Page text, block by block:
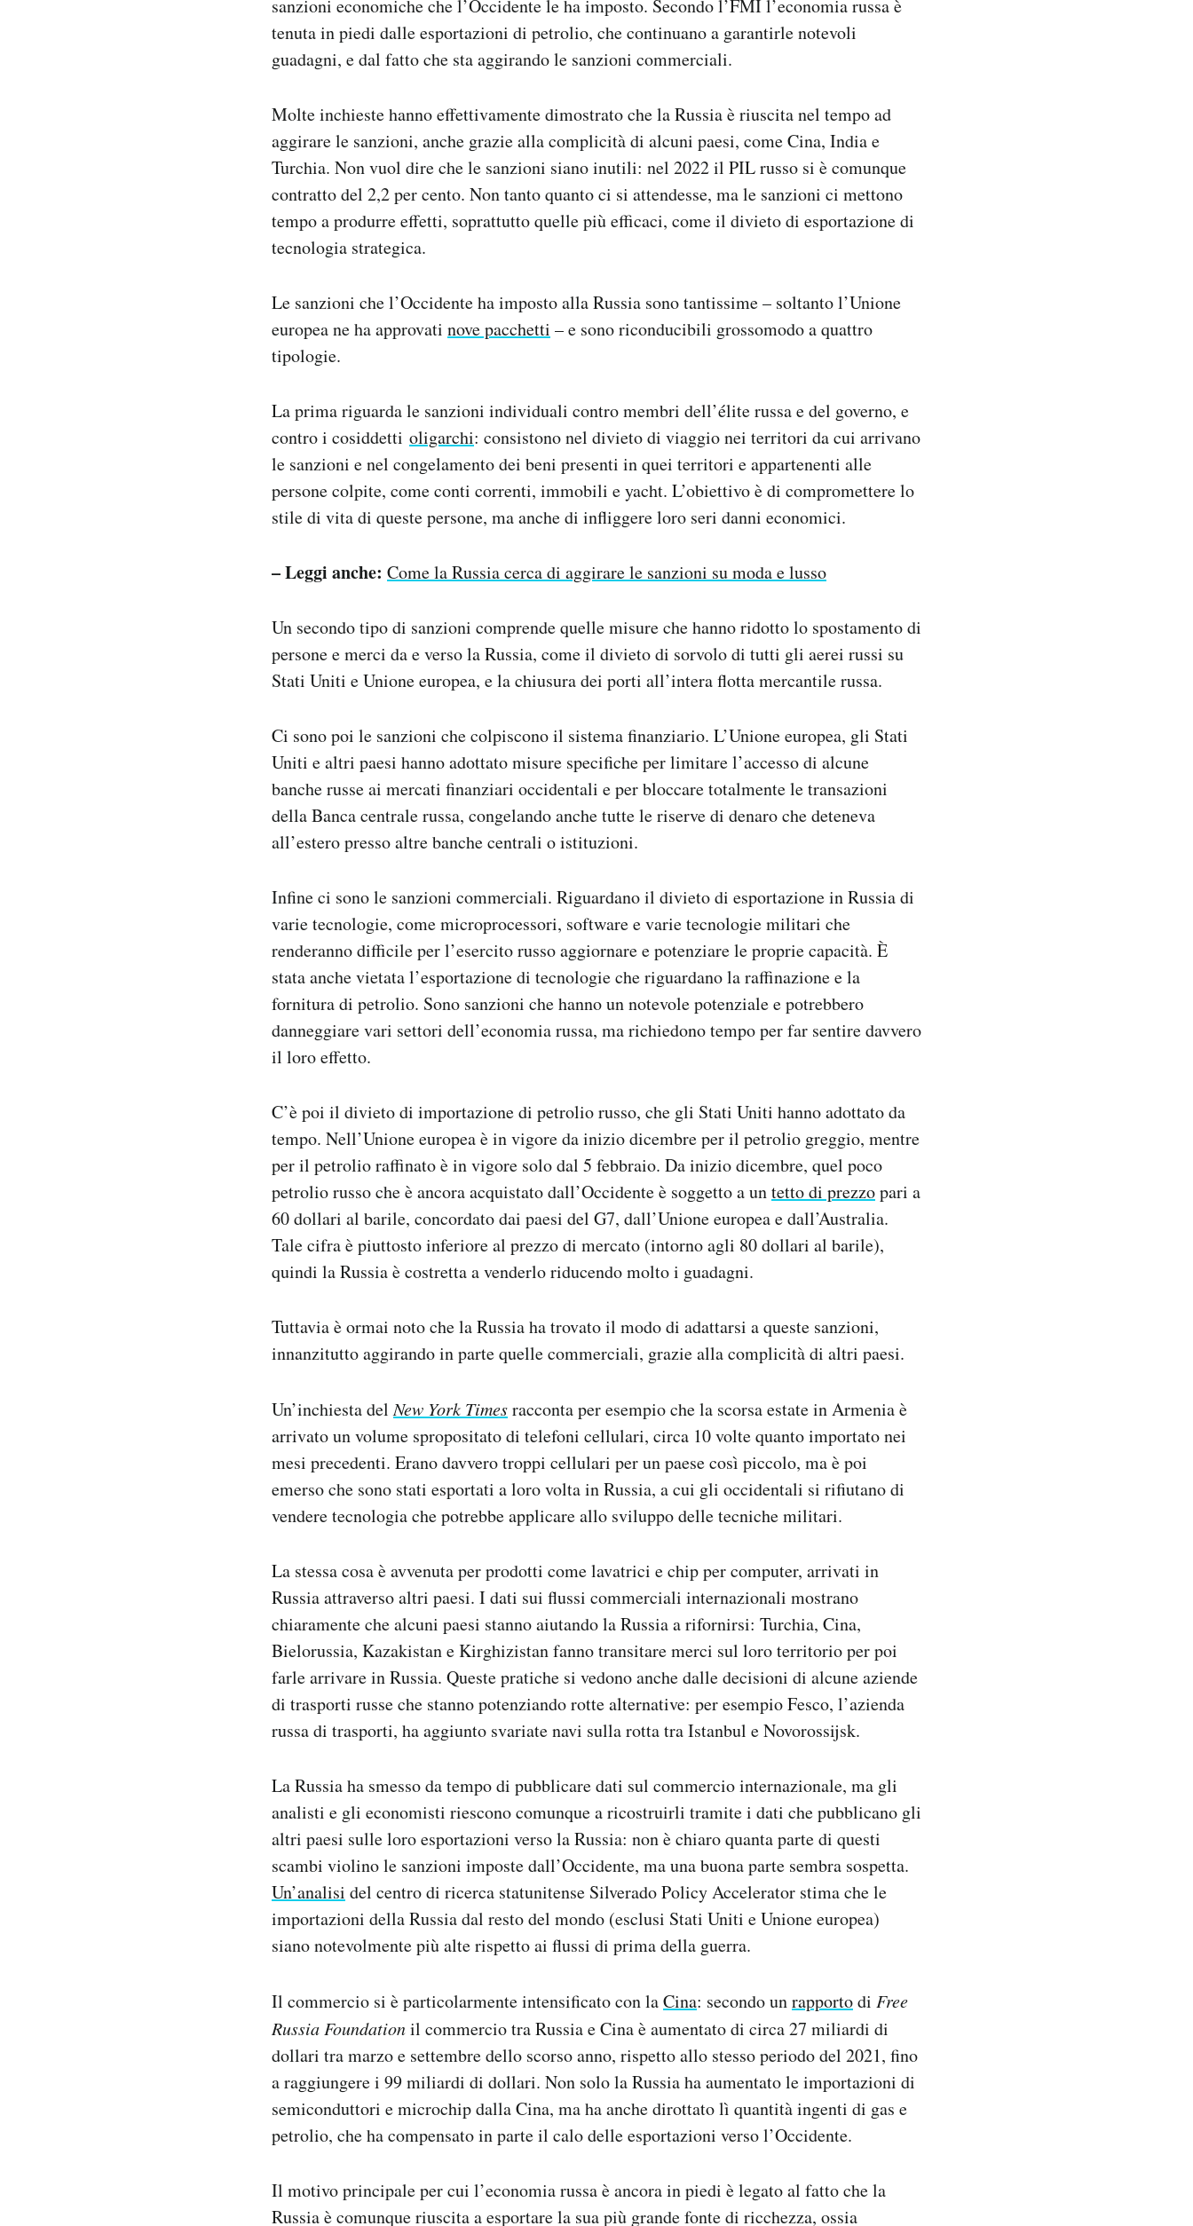
sanzioni economiche che l’Occidente le ha imposto. Secondo l’FMI l’economia russa è
tenuta in piedi dalle esportazioni di petrolio, che continuano a garantirle notevoli
guadagni, e dal fatto che sta aggirando le sanzioni commerciali.
Molte inchieste hanno effettivamente dimostrato che la Russia è riuscita nel tempo ad
aggirare le sanzioni, anche grazie alla complicità di alcuni paesi, come Cina, India e
Turchia. Non vuol dire che le sanzioni siano inutili: nel 2022 il PIL russo si è comunque
contratto del 2,2 per cento. Non tanto quanto ci si attendesse, ma le sanzioni ci mettono
tempo a produrre effetti, soprattutto quelle più efficaci, come il divieto di esportazione di
tecnologia strategica.
Le sanzioni che l’Occidente ha imposto alla Russia sono tantissime – soltanto l’Unione
europea ne ha approvati nove pacchetti – e sono riconducibili grossomodo a quattro
tipologie.
La prima riguarda le sanzioni individuali contro membri dell’élite russa e del governo, e
contro i cosiddetti oligarchi: consistono nel divieto di viaggio nei territori da cui arrivano
le sanzioni e nel congelamento dei beni presenti in quei territori e appartenenti alle
persone colpite, come conti correnti, immobili e yacht. L’obiettivo è di compromettere lo
stile di vita di queste persone, ma anche di infliggere loro seri danni economici.
– Leggi anche: Come la Russia cerca di aggirare le sanzioni su moda e lusso
Un secondo tipo di sanzioni comprende quelle misure che hanno ridotto lo spostamento di
persone e merci da e verso la Russia, come il divieto di sorvolo di tutti gli aerei russi su
Stati Uniti e Unione europea, e la chiusura dei porti all’intera flotta mercantile russa.
Ci sono poi le sanzioni che colpiscono il sistema finanziario. L’Unione europea, gli Stati
Uniti e altri paesi hanno adottato misure specifiche per limitare l’accesso di alcune
banche russe ai mercati finanziari occidentali e per bloccare totalmente le transazioni
della Banca centrale russa, congelando anche tutte le riserve di denaro che deteneva
all’estero presso altre banche centrali o istituzioni.
Infine ci sono le sanzioni commerciali. Riguardano il divieto di esportazione in Russia di
varie tecnologie, come microprocessori, software e varie tecnologie militari che
renderanno difficile per l’esercito russo aggiornare e potenziare le proprie capacità. È
stata anche vietata l’esportazione di tecnologie che riguardano la raffinazione e la
fornitura di petrolio. Sono sanzioni che hanno un notevole potenziale e potrebbero
danneggiare vari settori dell’economia russa, ma richiedono tempo per far sentire davvero
il loro effetto.
C’è poi il divieto di importazione di petrolio russo, che gli Stati Uniti hanno adottato da
tempo. Nell’Unione europea è in vigore da inizio dicembre per il petrolio greggio, mentre
per il petrolio raffinato è in vigore solo dal 5 febbraio. Da inizio dicembre, quel poco
petrolio russo che è ancora acquistato dall’Occidente è soggetto a untetto di prezzopari a
60 dollari al barile, concordato dai paesi del G7, dall’Unione europea e dall’Australia.
Tale cifra è piuttosto inferiore al prezzo di mercato (intorno agli 80 dollari al barile),
quindi la Russia è costretta a venderlo riducendo molto i guadagni.
Tuttavia è ormai noto che la Russia ha trovato il modo di adattarsi a queste sanzioni,
innanzitutto aggirando in parte quelle commerciali, grazie alla complicità di altri paesi.
Un’inchiesta delNew York Timesracconta per esempio che la scorsa estate in Armenia è
arrivato un volume spropositato di telefoni cellulari, circa 10 volte quanto importato nei
mesi precedenti. Erano davvero troppi cellulari per un paese così piccolo, ma è poi
emerso che sono stati esportati a loro volta in Russia, a cui gli occidentali si rifiutano di
vendere tecnologia che potrebbe applicare allo sviluppo delle tecniche militari.
La stessa cosa è avvenuta per prodotti come lavatrici e chip per computer, arrivati in
Russia attraverso altri paesi. I dati sui flussi commerciali internazionali mostrano
chiaramente che alcuni paesi stanno aiutando la Russia a rifornirsi: Turchia, Cina,
Bielorussia, Kazakistan e Kirghizistan fanno transitare merci sul loro territorio per poi
farle arrivare in Russia. Queste pratiche si vedono anche dalle decisioni di alcune aziende
di trasporti russe che stanno potenziando rotte alternative: per esempio Fesco, l’azienda
russa di trasporti, ha aggiunto svariate navi sulla rotta tra Istanbul e Novorossijsk.
La Russia ha smesso da tempo di pubblicare dati sul commercio internazionale, ma gli
analisti e gli economisti riescono comunque a ricostruirli tramite i dati che pubblicano gli
altri paesi sulle loro esportazioni verso la Russia: non è chiaro quanta parte di questi
scambi violino le sanzioni imposte dall’Occidente, ma una buona parte sembra sospetta.
Un’analisi del centro di ricerca statunitense Silverado Policy Accelerator stima che le
importazioni della Russia dal resto del mondo (esclusi Stati Uniti e Unione europea)
siano notevolmente più alte rispetto ai flussi di prima della guerra.
Il commercio si è particolarmente intensificato con laCina: secondo unrapportodi Free
Russia Foundationil commercio tra Russia e Cina è aumentato di circa 27 miliardi di
dollari tra marzo e settembre dello scorso anno, rispetto allo stesso periodo del 2021, fino
a raggiungere i 99 miliardi di dollari. Non solo la Russia ha aumentato le importazioni di
semiconduttori e microchip dalla Cina, ma ha anche dirottato lì quantità ingenti di gas e
petrolio, che ha compensato in parte il calo delle esportazioni verso l’Occidente.
Il motivo principale per cui l’economia russa è ancora in piedi è legato al fatto che la
Russia è comunque riuscita a esportare la sua più grande fonte di ricchezza, ossia